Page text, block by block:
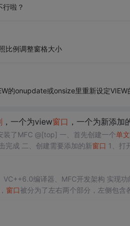
啦？
比例调整窗格大小
的onupdate或onsize里重新设定VIEW
，一个为view窗口 ，一个为新添加
装了MFC @[top] 一、首先创建一个单
完成 二、创建需要添加的新窗口
编译器、MFC开发架构 实现功
窗口被分为了左右两个部分，左侧包含